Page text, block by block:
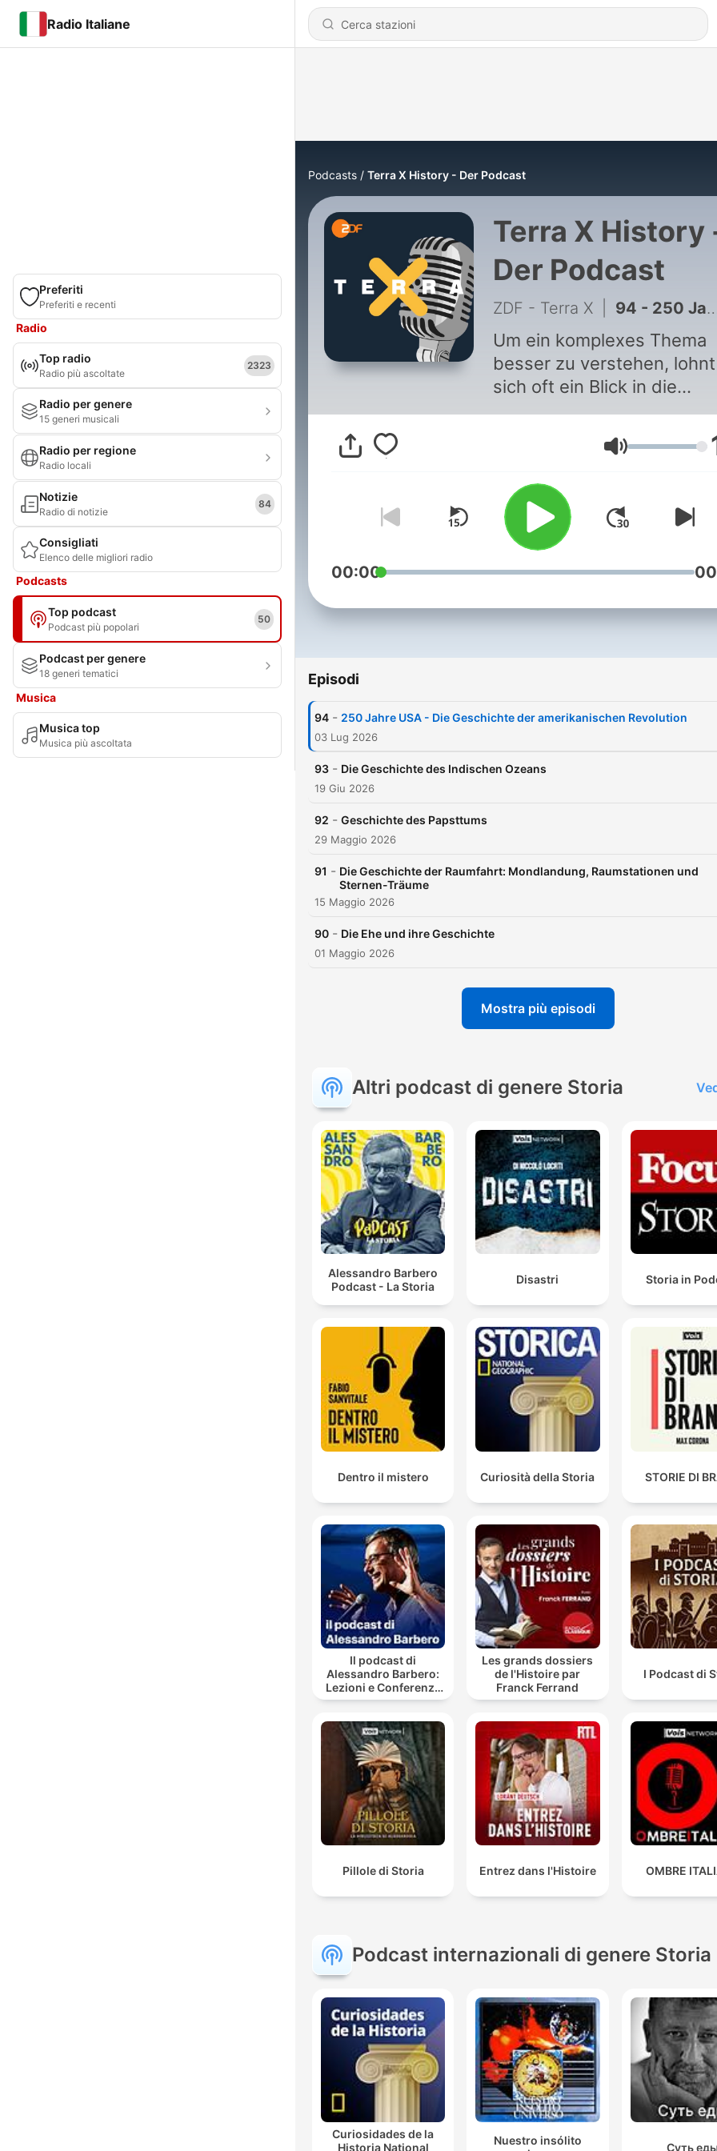
Radio Italiane
Preferiti
Preferiti e recenti
Radio
Top radio
Radio più ascoltate
2323
Radio per genere
15 generi musicali
Radio per regione
Radio locali
Notizie
Radio di notizie
84
Consigliati
Elenco delle migliori radio
Podcasts
Top podcast
Podcast più popolari
50
Podcast per genere
18 generi tematici
Musica
Musica top
Musica più ascoltata
Podcasts Terra X History - Der Podcast
Terra X History
Der Podcast
ZDF - Terra X 94 - 250 Jahre USA - Die Geschichte der amerikanischen Revolution
Um ein komplexes Thema
besser zu verstehen, lohnt
sich oft ein Blick in die
Geschichte. Denn hier
beginnen die Dinge, die
heute beschäftigen und
auch in Zukunft tun
"Terra X History – Der
geht mit Menschen aus
Geschichtswissenschaft
Gesellschaft an die
unsere Welt so, wie sie ist?
Vergangenheit für die
letzten Freitag im Monat
Volume
00:00
Episodi
94 - 250 Jahre USA - Die Geschichte der amerikanischen Revolution
03 Lug 2026
93 - Die Geschichte des Indischen Ozeans
19 Giu 2026
92 - Geschichte des Papsttums
29 Maggio 2026
91 - Die Geschichte der Raumfahrt: Mondlandung, Raumstationen und
Sternen-Träume
15 Maggio 2026
90 - Die Ehe und ihre Geschichte
01 Maggio 2026
Mostra più episodi
Altri podcast di genere Storia
Alessandro Barbero
Podcast - La Storia
Disastri Storia in
Dentro il mistero Curiosità della Storia STORIE DI
Il podcast di
Alessandro Barbero:
Lezioni e Conferenze
di Storia
Les grands dossiers
de l'Histoire par
Franck Ferrand
I Podcast di
Pillole di Storia Entrez dans l'Histoire OMBRE
Podcast internazionali di genere Storia
Curiosidades de la
Historia National
Nuestro insólito
Суть